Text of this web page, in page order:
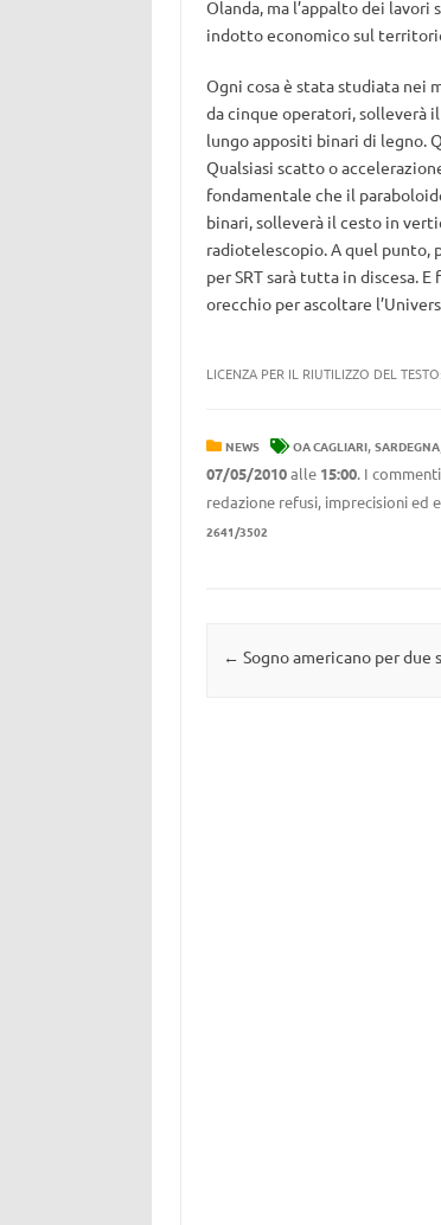
Olanda, ma l’appalto dei
indotto economico sul
Ogni cosa è stata studiata nei
da cinque operatori, solleverà
lungo appositi binari di legno.
Qualsiasi scatto o
fondamentale che il
binari, solleverà il cesto in
radiotelescopio. A quel punto,
per SRT sarà tutta in discesa.
orecchio per ascoltare
LICENZA PER IL RIUTILIZZO DEL TESTO:
NEWS OA CAGLIARI, SARDEGNA
07/05/2010alle 15:00. I
redazione refusi, imprecisioni ed
2641/3502
Navigazione articolo
← Sogno americano per due